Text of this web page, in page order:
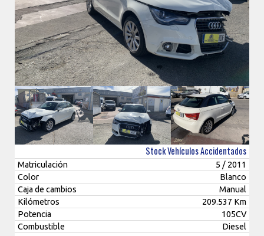
Stock Vehículos Accidentados
Matriculación
5 / 2011
Color
Blanco
Caja de cambios
Manual
Kilómetros
209.537 Km
Potencia
105CV
Combustible
Diesel